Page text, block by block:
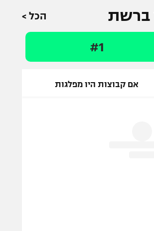
ברשת הכל >
#1
אם קבוצות היו מפלגות